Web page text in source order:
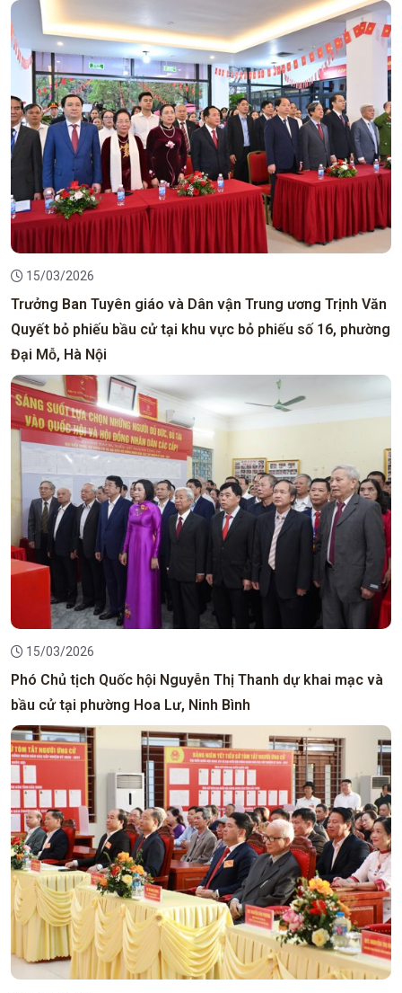
15/03/2026
Trưởng Ban Tuyên giáo và Dân vận Trung ương Trịnh Văn
Quyết bỏ phiếu bầu cử tại khu vực bỏ phiếu số 16, phường
Đại Mỗ, Hà Nội
15/03/2026
Phó Chủ tịch Quốc hội Nguyễn Thị Thanh dự khai mạc và
bầu cử tại phường Hoa Lư, Ninh Bình